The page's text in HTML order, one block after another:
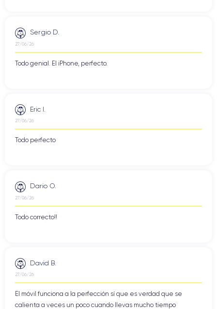
Sergio D.
27/06/26
Todo genial. El iPhone, perfecto.
Eric I.
27/06/26
Todo perfecto
Dario O.
27/06/26
Todo correcto!!
David B.
27/06/26
El móvil funciona a la perfección sí que es verdad que se
calienta a veces un poco cuando llevas mucho tiempo